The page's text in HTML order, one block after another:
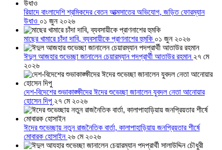
রিয়াদে বাংলাদেশি শ্রমিকদের বেতন আত্মসাতের অভিযোগ, জড়িত ফোরম্যান
উধাও ০১ জুন ২০২৬
মাছের খামারে চাঁদা দাবি, ব্যবসায়ীকে প্রাণনাশের হুমকি ০১ জুন ২০২৬
ঈদুল আজহার শুভেচ্ছা জানালেন চেয়ারম্যান পদপ্রার্থী আতাউর রহমান ২৭ মে
২০২৬
দেশ-বিদেশের শুভাকাঙ্ক্ষীদের ঈদের শুভেচ্ছা জানালেন যুবদল নেতা আনোয়ার
হোসেন দিপু ২৭ মে ২০২৬
ঈদের শুভেচ্ছায় নতুন রাজনৈতিক বার্তা, কালাপাহাড়িয়ায় জনপ্রিয়তার শীর্ষে
মোবারক হোসাইন ২৬ মে ২০২৬